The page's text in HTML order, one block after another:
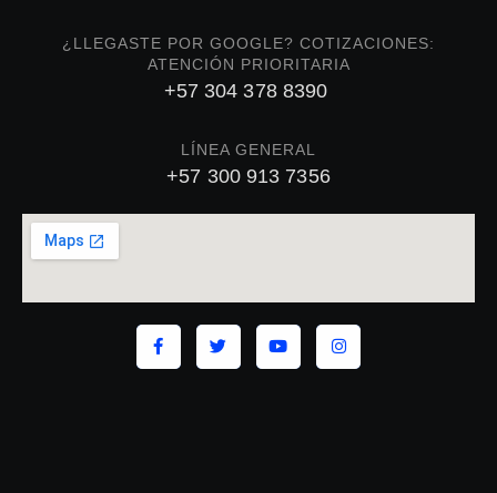
¿LLEGASTE POR GOOGLE? COTIZACIONES:
ATENCIÓN PRIORITARIA
+57 304 378 8390
LÍNEA GENERAL
+57 300 913 7356